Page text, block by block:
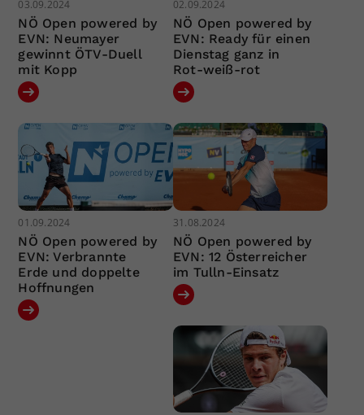
03.09.2024
NÖ Open powered by
EVN: Neumayer
gewinnt ÖTV-Duell
mit Kopp
02.09.2024
NÖ Open powered by
EVN: Ready für einen
Dienstag ganz in
Rot-weiß-rot
01.09.2024
NÖ Open powered by
EVN: Verbrannte
Erde und doppelte
Hoffnungen
31.08.2024
NÖ Open powered by
EVN: 12 Österreicher
im Tulln-Einsatz